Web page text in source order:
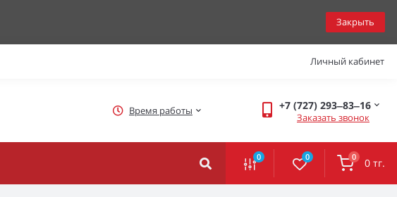
Закрыть
Личный кабинет
Время работы +7 (727) 293‒83‒16
Заказать звонок
0 0 0 0 тг.